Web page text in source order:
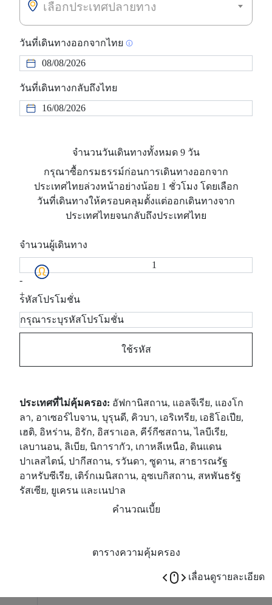
เลือกประเทศปลายทาง
วันที่เดินทางออกจากไทย
วันที่เดินทางกลับถึงไทย
จำนวนวันเดินทางทั้งหมด 9 วัน
กรุณาซื้อกรมธรรม์ก่อนการเดินทางออกจาก
ประเทศไทยล่วงหน้าอย่างน้อย 1 ชั่วโมง โดยเลือก
วันที่เดินทางให้ครอบคลุมตั้งแต่ออกเดินทางจาก
ประเทศไทยจนกลับถึงประเทศไทย
จำนวนผู้เดินทาง
-
+
รหัสโปรโมชั่น
ใช้รหัส
ประเทศที่ไม่คุ้มครอง: อัฟกานิสถาน, แอลจีเรีย, แองโก
ลา, อาเซอร์ไบจาน, บุรุนดี, คิวบา, เอริเทรีย, เอธิโอเปีย,
เฮติ, อิหร่าน, อิรัก, อิสราเอล, คีร์กีซสถาน, ไลบีเรีย,
เลบานอน, ลิเบีย, นิการากัว, เกาหลีเหนือ, ดินแดน
ปาเลสไตน์, ปากีสถาน, รวันดา, ซูดาน, สาธารณรัฐ
อาหรับซีเรีย, เติร์กเมนิสถาน, อุซเบกิสถาน, สหพันธรัฐ
รัสเซีย, ยูเครน และเนปาล
คำนวณเบี้ย
ตารางความคุ้มครอง
เลื่อนดูรายละเอียด